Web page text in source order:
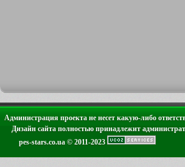
Администрация проекта не несет какую-либо
Дизайн сайта полностью принадлежит
pes-stars.co.ua © 2011-2023